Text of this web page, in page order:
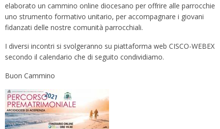
elaborato un cammino online diocesano per offrire alle parrocchie
uno strumento formativo unitario, per accompagnare i giovani
fidanzati delle nostre comunità parrocchiali.
I diversi incontri si svolgeranno su piattaforma web CISCO-WEBEX
secondo il calendario che di seguito condividiamo.
Buon Cammino